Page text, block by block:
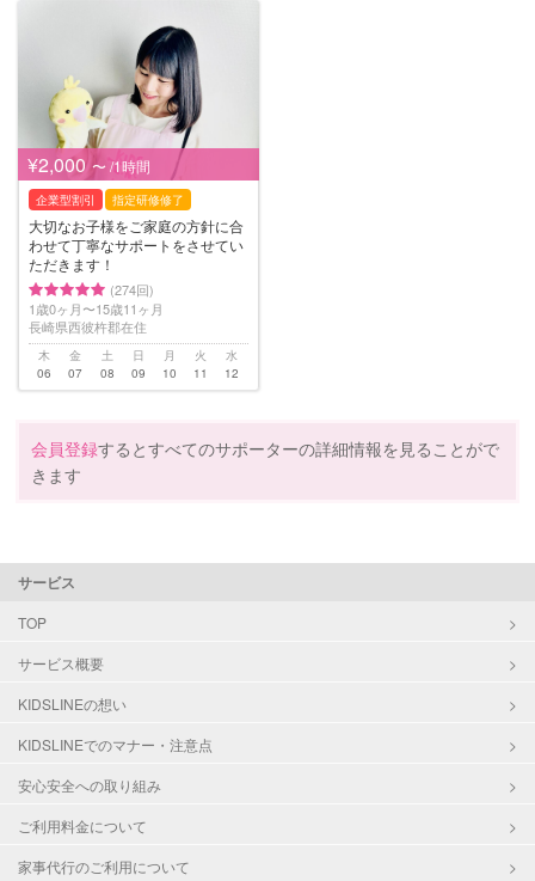
¥2,000 〜 /1時間
企業型割引 指定研修修了
大切なお子様をご家庭の方針に合
わせて丁寧なサポートをさせてい
ただきます！
(274回)
1歳0ヶ月〜15歳11ヶ月
長崎県西彼杵郡在住
木
06
金
07
土
08
日
09
月
10
火
11
水
12
会員登録するとすべてのサポーターの詳細情報を見ることがで
きます
サービス
TOP
サービス概要
KIDSLINEの想い
KIDSLINEでのマナー・注意点
安心安全への取り組み
ご利用料金について
家事代行のご利用について